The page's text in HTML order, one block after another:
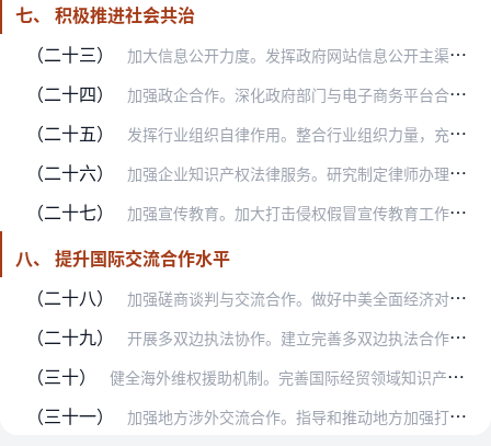
七、 积极推进社会共治
（二十三）
加大信息公开力度。发挥政府网站信息公开主渠道作用，依法及时公开侵权假冒行政处罚案件信息。完善案件信息公开管理制度。加强对打击侵权假冒信息公开工作的监督检查、情况…
（二十四） 加强政企合作。深化政府部门与电子商务平台合作，借助电子商务大数据资源，提升监测预警、风险防范、线索发现和精准打击能力。加强政府部门与权利人企业的交流互动，提升打…
（二十五） 发挥行业组织自律作用。整合行业组织力量，充分发挥行业自律作用，加强行业统计、维权服务和信用评价，培育发展知识产权服务业，引领行业健康发展。引导企业强化主体责任，…
（二十六） 加强企业知识产权法律服务。研究制定律师办理知识产权业务尽职调查规范，加快推动知识产权公证服务平台建设。（司法部负责）开展出口知识产权优势企业培塑计划试点，为企业…
（二十七） 加强宣传教育。加大打击侵权假冒宣传教育工作力度，深入宣传打击侵权假冒政策措施，及时报道有关专项行动进展成效，积极开展对外宣传和网上宣传，为深入推进打击侵权假冒工…
八、 提升国际交流合作水平
（二十八）
加强磋商谈判与交流合作。做好中美全面经济对话等双边高层经贸对话中的知识产权议题磋商，加强中美、中欧、中俄、中巴（西）、中瑞（士）、中日等知识产权对话交流，加快中…
（二十九） 开展多双边执法协作。建立完善多双边执法合作机制，策划重大侵权假冒案件跨国联合执法，加强中美、中欧知识产权刑事执法合作。（公安部负责）提升中美、中欧、中俄、中日韩…
（三十） 健全海外维权援助机制。完善国际经贸领域知识产权海外维权援助机制，引导我国企业积极开展海外维权，建立海外知识产权问题及案件信息提交平台，推动形成海外知识产权维权援…
（三十一） 加强地方涉外交流合作。指导和推动地方加强打击侵权假冒涉外交流工作，与有关国家和地区开展务实合作。（全国打击侵权假冒工作领导小组办公室牵头负责）各地区要主动加强与…